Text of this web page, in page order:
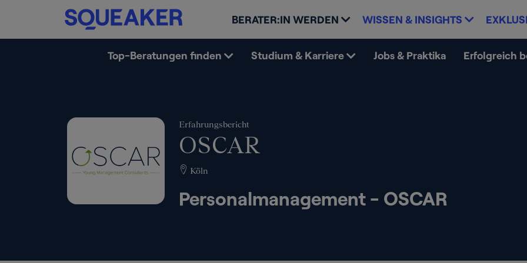
BERATER:IN WERDEN WISSEN & INSIGHTS
Top-Beratungen finden Studium & Karriere Jobs & Praktika Erfolgreich
Erfahrungsbericht
OSCAR
Köln
Personalmanagement - OSCAR